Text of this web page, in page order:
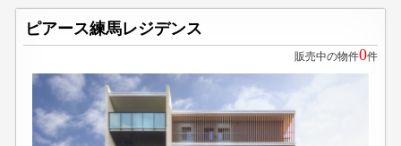
ピアース練馬レジデンス
販売中の物件0件